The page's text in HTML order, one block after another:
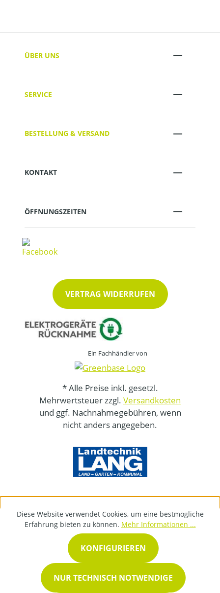
ÜBER UNS
SERVICE
BESTELLUNG & VERSAND
KONTAKT
ÖFFNUNGSZEITEN
VERTRAG WIDERRUFEN
Ein Fachhändler von
* Alle Preise inkl. gesetzl.
Mehrwertsteuer zzgl. Versandkosten
und ggf. Nachnahmegebühren, wenn
nicht anders angegeben.
Diese Website verwendet Cookies, um eine bestmögliche
Erfahrung bieten zu können. Mehr Informationen ...
NUR TECHNISCH NOTWENDIGE
KONFIGURIEREN